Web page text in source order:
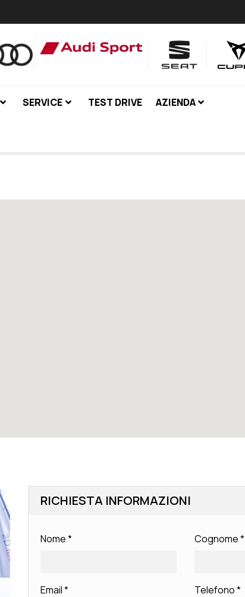
SERVICE TEST DRIVE AZIENDA
RICHIESTA INFORMAZIONI
Nome* Cognome*
Email* Telefono*